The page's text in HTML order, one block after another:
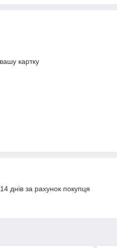
картку
днів за рахунок покупця